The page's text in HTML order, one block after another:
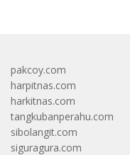
pakcoy.com
harpitnas.com
harkitnas.com
tangkubanperahu.com
sibolangit.com
siguragura.com